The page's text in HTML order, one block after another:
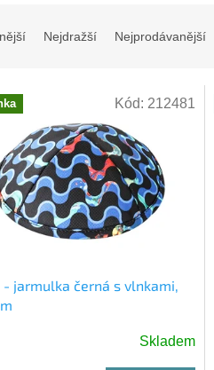
Nejdražší Nejprodávanější
- jarmulka černá s vlnkami,
Skladem
Kód: 212481